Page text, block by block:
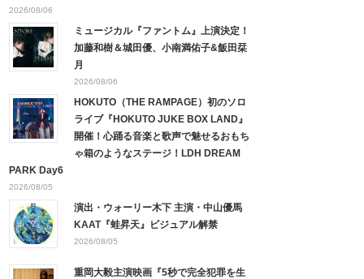
2026/08/06
ミュージカル『ファントム』上演決定！
加藤和樹＆城田優、小南満佑子&飯田栞
月
2026/08/06
HOKUTO（THE RAMPAGE）初のソロ
ライブ『HOKUTO JUKE BOX LAND』
開催！心踊る音楽と歌声で魅せるおもち
ゃ箱のようなステージ！LDH DREAM
PARK Day6
2026/08/05
演出・ウォーリー木下 主演・中山優馬
KAAT『蛙昇天』ビジュアル解禁
2026/08/05
重岡大毅主演映画『5秒で完全犯罪を生